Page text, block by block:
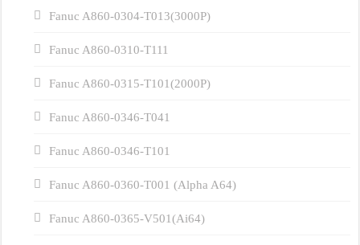
Fanuc A860-0304-T013(3000P)
Fanuc A860-0310-T111
Fanuc A860-0315-T101(2000P)
Fanuc A860-0346-T041
Fanuc A860-0346-T101
Fanuc A860-0360-T001 (Alpha A64)
Fanuc A860-0365-V501(Ai64)